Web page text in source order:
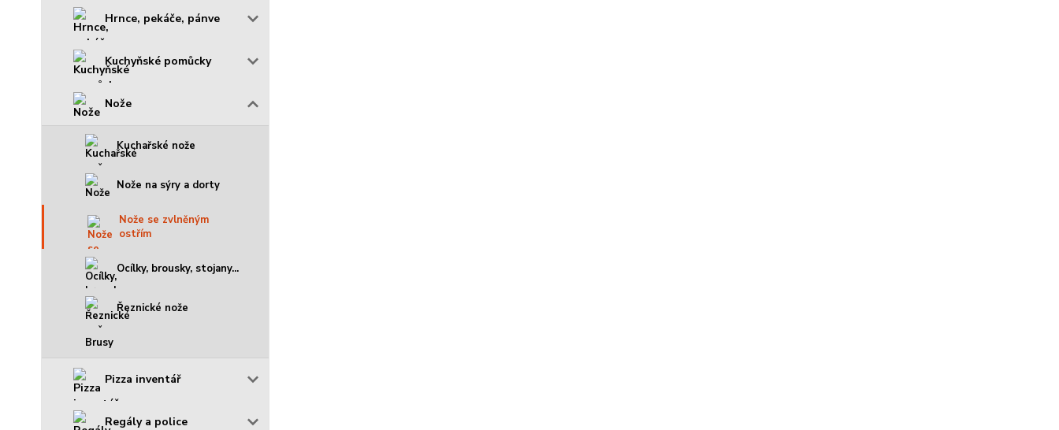
Hrnce, pekáče, pánve
Kuchyňské pomůcky
Nože
Kuchařské nože
Nože na sýry a dorty
Nože se zvlněným
ostřím
Ocílky, brousky, stojany...
Řeznické nože
Brusy
Pizza inventář
Regály a police